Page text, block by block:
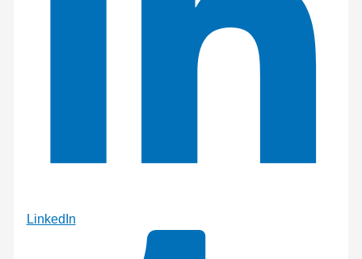
LinkedIn